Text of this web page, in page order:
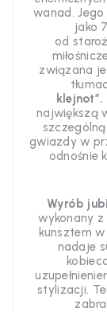
wanad. Jego
jako
od
związana
klejnot”.
największą
gwiazdyw
odnośnie
Wyrób
wykonany
kunsztem
nadaje
stylizacji.